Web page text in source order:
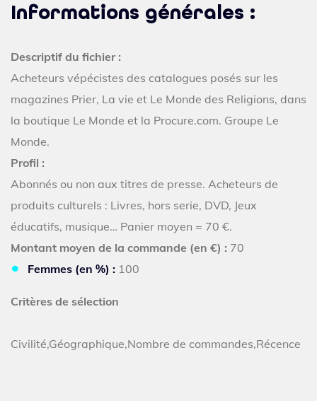
Informations générales :
Descriptif du fichier :
Acheteurs vépécistes des catalogues posés sur les
magazines Prier, La vie et Le Monde des Religions, dans
la boutique Le Monde et la Procure.com. Groupe Le
Monde.
Profil :
Abonnés ou non aux titres de presse. Acheteurs de
produits culturels : Livres, hors serie, DVD, Jeux
éducatifs, musique… Panier moyen = 70 €.
Montant moyen de la commande (en €) : 70
Femmes (en %) : 100
Critères de sélection
Civilité,Géographique,Nombre de commandes,Récence